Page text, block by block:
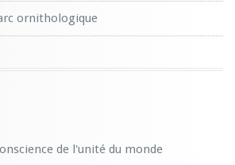
ornithologique
de l'unité du monde